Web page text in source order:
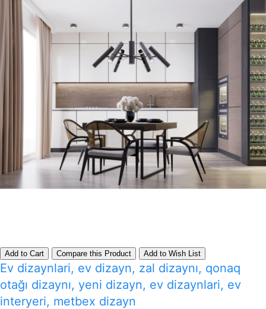
Add to Cart Compare this Product Add to Wish List
Ev dizaynlari, ev dizayn, zal dizaynı, qonaq
otağı dizaynı, yeni dizayn, ev dizaynlari, ev
interyeri, metbex dizayn